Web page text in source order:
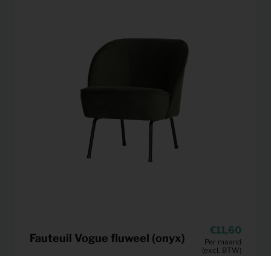
Fauteuil Vogue fluweel (onyx)
11,60
Per maand
(excl. BTW)